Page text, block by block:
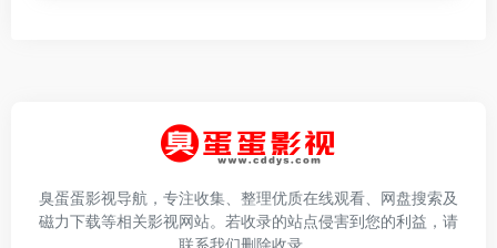
臭蛋蛋影视导航，专注收集、整理优质在线观看、网盘搜索及
磁力下载等相关影视网站。若收录的站点侵害到您的利益，请